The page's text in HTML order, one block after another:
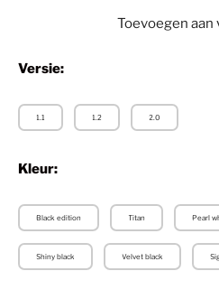
Toevoegen
Versie:
1.1 1.2 2.0
Kleur:
Black edition Titan Pearl
Shiny black Velvet black